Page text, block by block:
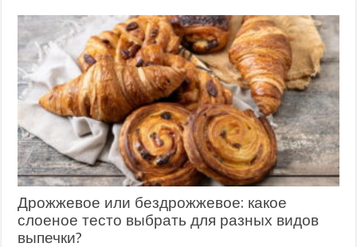
Дрожжевое или бездрожжевое: какое
слоеное тесто выбрать для разных видов
выпечки?